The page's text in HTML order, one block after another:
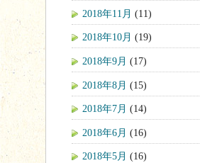
2018年11月 (11)
2018年10月 (19)
2018年9月 (17)
2018年8月 (15)
2018年7月 (14)
2018年6月 (16)
2018年5月 (16)